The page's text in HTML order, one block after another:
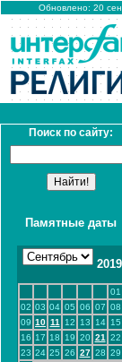
Обновлено: 20
Поиск по сайту:
Памятные даты
2019
01
02 03 04 05 06 07 08
09 10 11 12 13 14 15
16 17 18 19 20 21
22
23 24 25 26 27 28 29